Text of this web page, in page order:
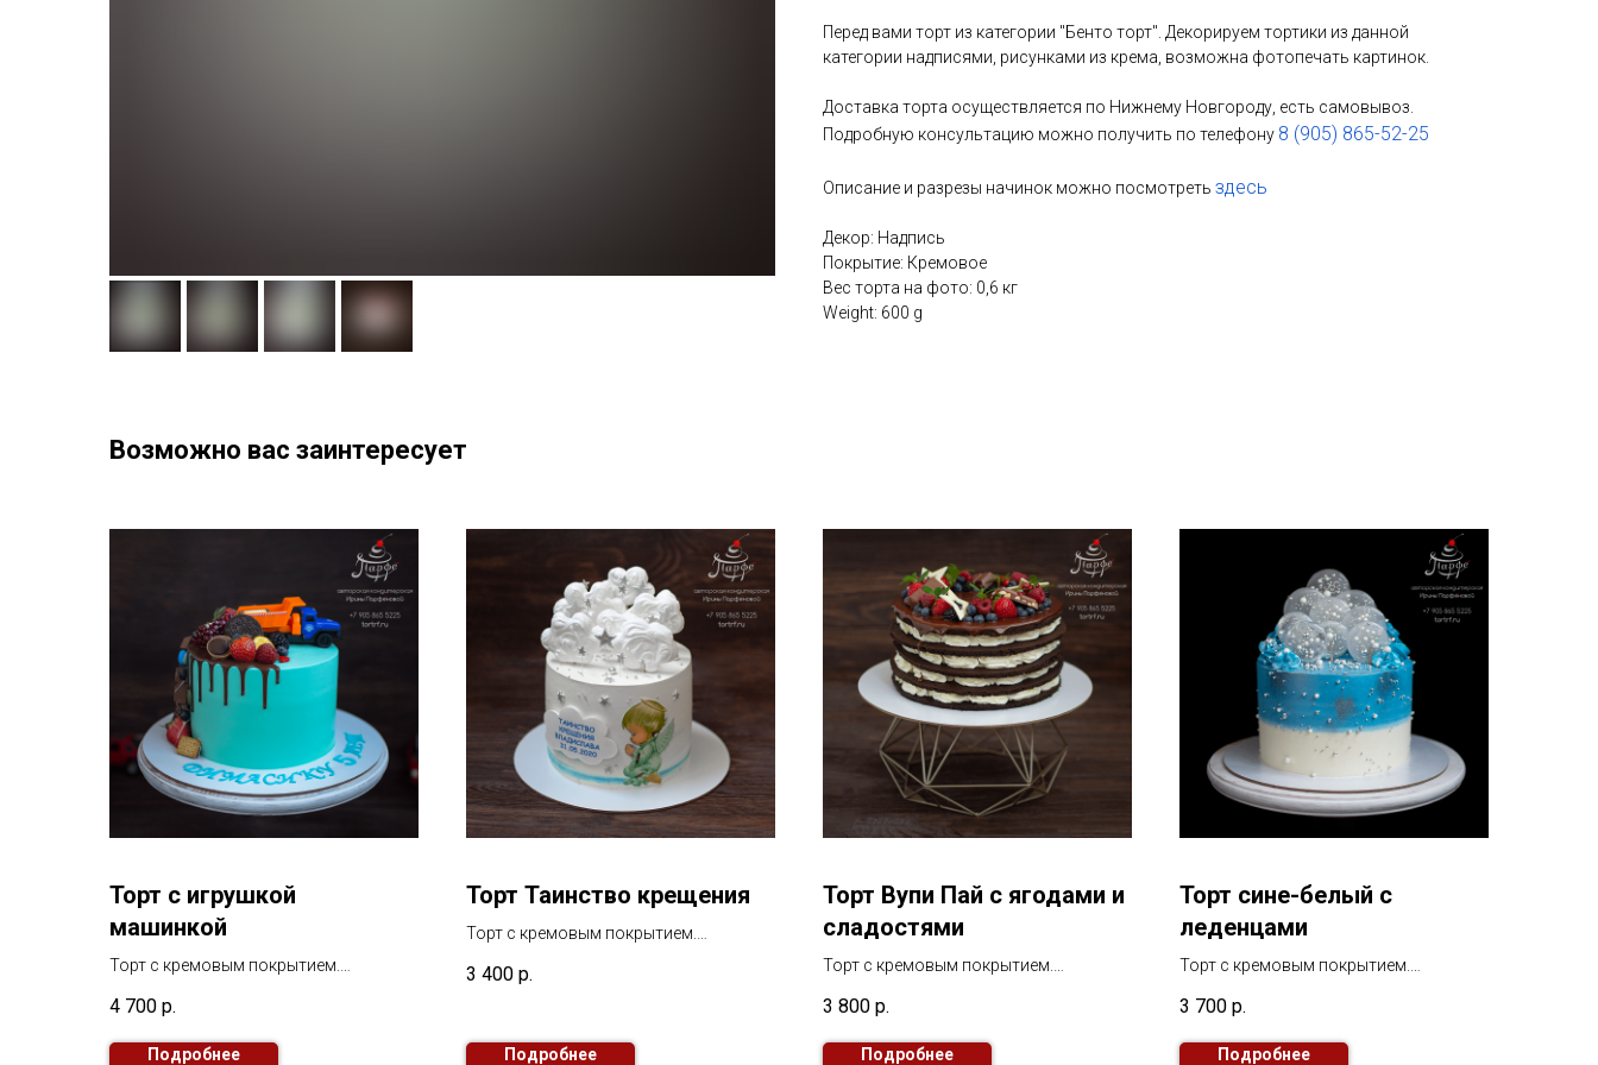
Перед вами торт из категории "Бенто торт". Декорируем тортики из данной
категории надписями, рисунками из крема, возможна фотопечать картинок.
Доставка торта осуществляется по Нижнему Новгороду, есть самовывоз.
Подробную консультацию можно получить по телефону 8 (905) 865-52-25
Описание и разрезы начинок можно посмотреть здесь
Декор: Надпись
Покрытие: Кремовое
Вес торта на фото: 0,6 кг
Weight: 600 g
Возможно вас заинтересует
Торт с игрушкой
машинкой
Торт с кремовым покрытием.
4 700 р.
Подробнее
Торт Таинство крещения
Торт с кремовым покрытием.
фотопечати, надпись
3 400 р.
Подробнее
Торт Вупи Пай с ягодами и
сладостями
Торт с кремовым покрытием.
3 800 р.
Подробнее
Торт сине-белый с
леденцами
Торт с кремовым покрытием.
3 700 р.
Подробнее